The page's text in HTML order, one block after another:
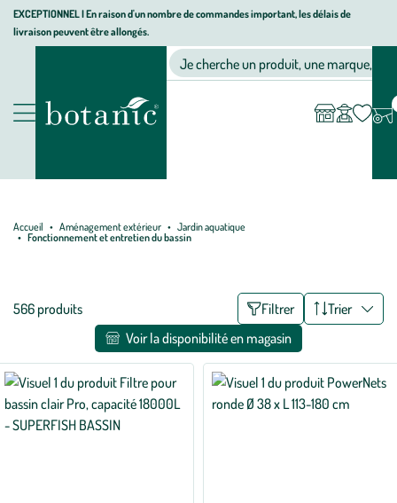
Aller
Aller
au
Aller
au
page
EXCEPTIONNEL I En raison d'un nombre de commandes important, les délais de
livraison peuvent être allongés.
Nos
animalerie,
décoration,
botanic®
Je cherche un produit, une marque, un
compte
Accueil Aménagement extérieur
Jardin aquatique
Fonctionnement et entretien du bassin
Liste
appliqués
566 produits Filtrer
Trier
Voir la disponibilité en magasin